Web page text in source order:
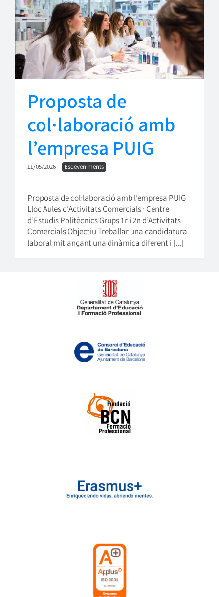
Proposta de
col·laboració amb
l’empresa PUIG
11/05/2026 | Esdeveniments
Proposta de col·laboració amb l’empresa PUIG
Lloc Aules d’Activitats Comercials · Centre
d’Estudis Politècnics Grups 1r i 2n d’Activitats
Comercials Objectiu Treballar una candidatura
laboral mitjançant una dinàmica diferent i [...]